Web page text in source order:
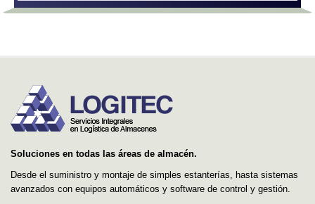
Soluciones en todas las áreas de almacén.
Desde el suministro y montaje de simples estanterías, hasta sistemas
avanzados con equipos automáticos y software de control y gestión.